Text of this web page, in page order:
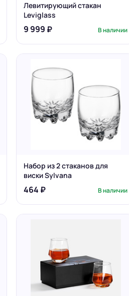
Левитирующий стакан
Leviglass
9 999 ₽ В наличии
Набор из 2 стаканов для
виски Sylvana
464 ₽ В наличии